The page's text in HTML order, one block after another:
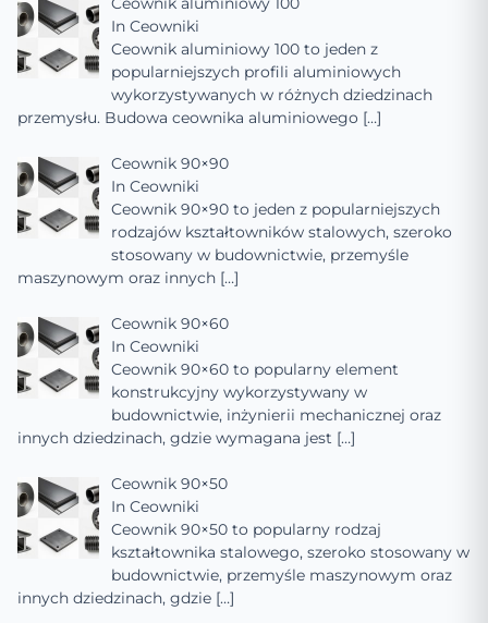
In Ceowniki
Ceownik aluminiowy 100 to jeden z
popularniejszych profili aluminiowych
wykorzystywanych w różnych dziedzinach
przemysłu. Budowa ceownika aluminiowego […]
Ceownik 90×90
In Ceowniki
Ceownik 90×90 to jeden z popularniejszych
rodzajów kształtowników stalowych, szeroko
stosowany w budownictwie, przemyśle
maszynowym oraz innych […]
Ceownik 90×60
In Ceowniki
Ceownik 90×60 to popularny element
konstrukcyjny wykorzystywany w
budownictwie, inżynierii mechanicznej oraz
innych dziedzinach, gdzie wymagana jest […]
Ceownik 90×50
In Ceowniki
Ceownik 90×50 to popularny rodzaj
kształtownika stalowego, szeroko stosowany w
budownictwie, przemyśle maszynowym oraz
innych dziedzinach, gdzie […]